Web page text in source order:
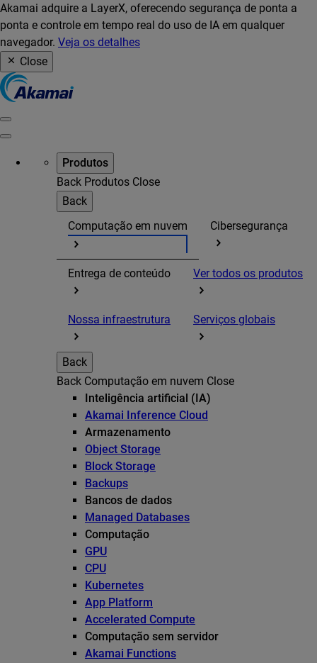
Akamai adquire a LayerX, oferecendo segurança de ponta a
ponta e controle em tempo real do uso de IA em qualquer
navegador. Veja os detalhes
Close
Produtos
Back Produtos Close
Back
Computação em nuvem
Cibersegurança
Entrega de conteúdo Ver todos os produtos
Nossa infraestrutura Serviços globais
Back
Back Computação em nuvem Close
Inteligência artificial (IA)
Akamai Inference Cloud
Armazenamento
Object Storage
Block Storage
Backups
Bancos de dados
Managed Databases
Computação
GPU
CPU
Kubernetes
App Platform
Accelerated Compute
Computação sem servidor
Akamai Functions